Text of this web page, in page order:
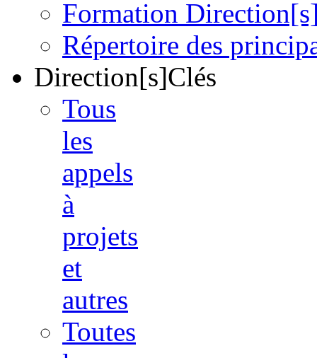
Formation
Répertoire des
Direction[s]Clés
Tous
les
appels
à
projets
et
autres
Toutes